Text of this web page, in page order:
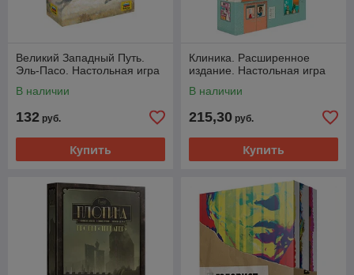
Великий Западный Путь.
Эль-Пасо. Настольная игра
В наличии
132 руб.
Купить
Клиника. Расширенное
издание. Настольная игра
В наличии
215,30 руб.
Купить